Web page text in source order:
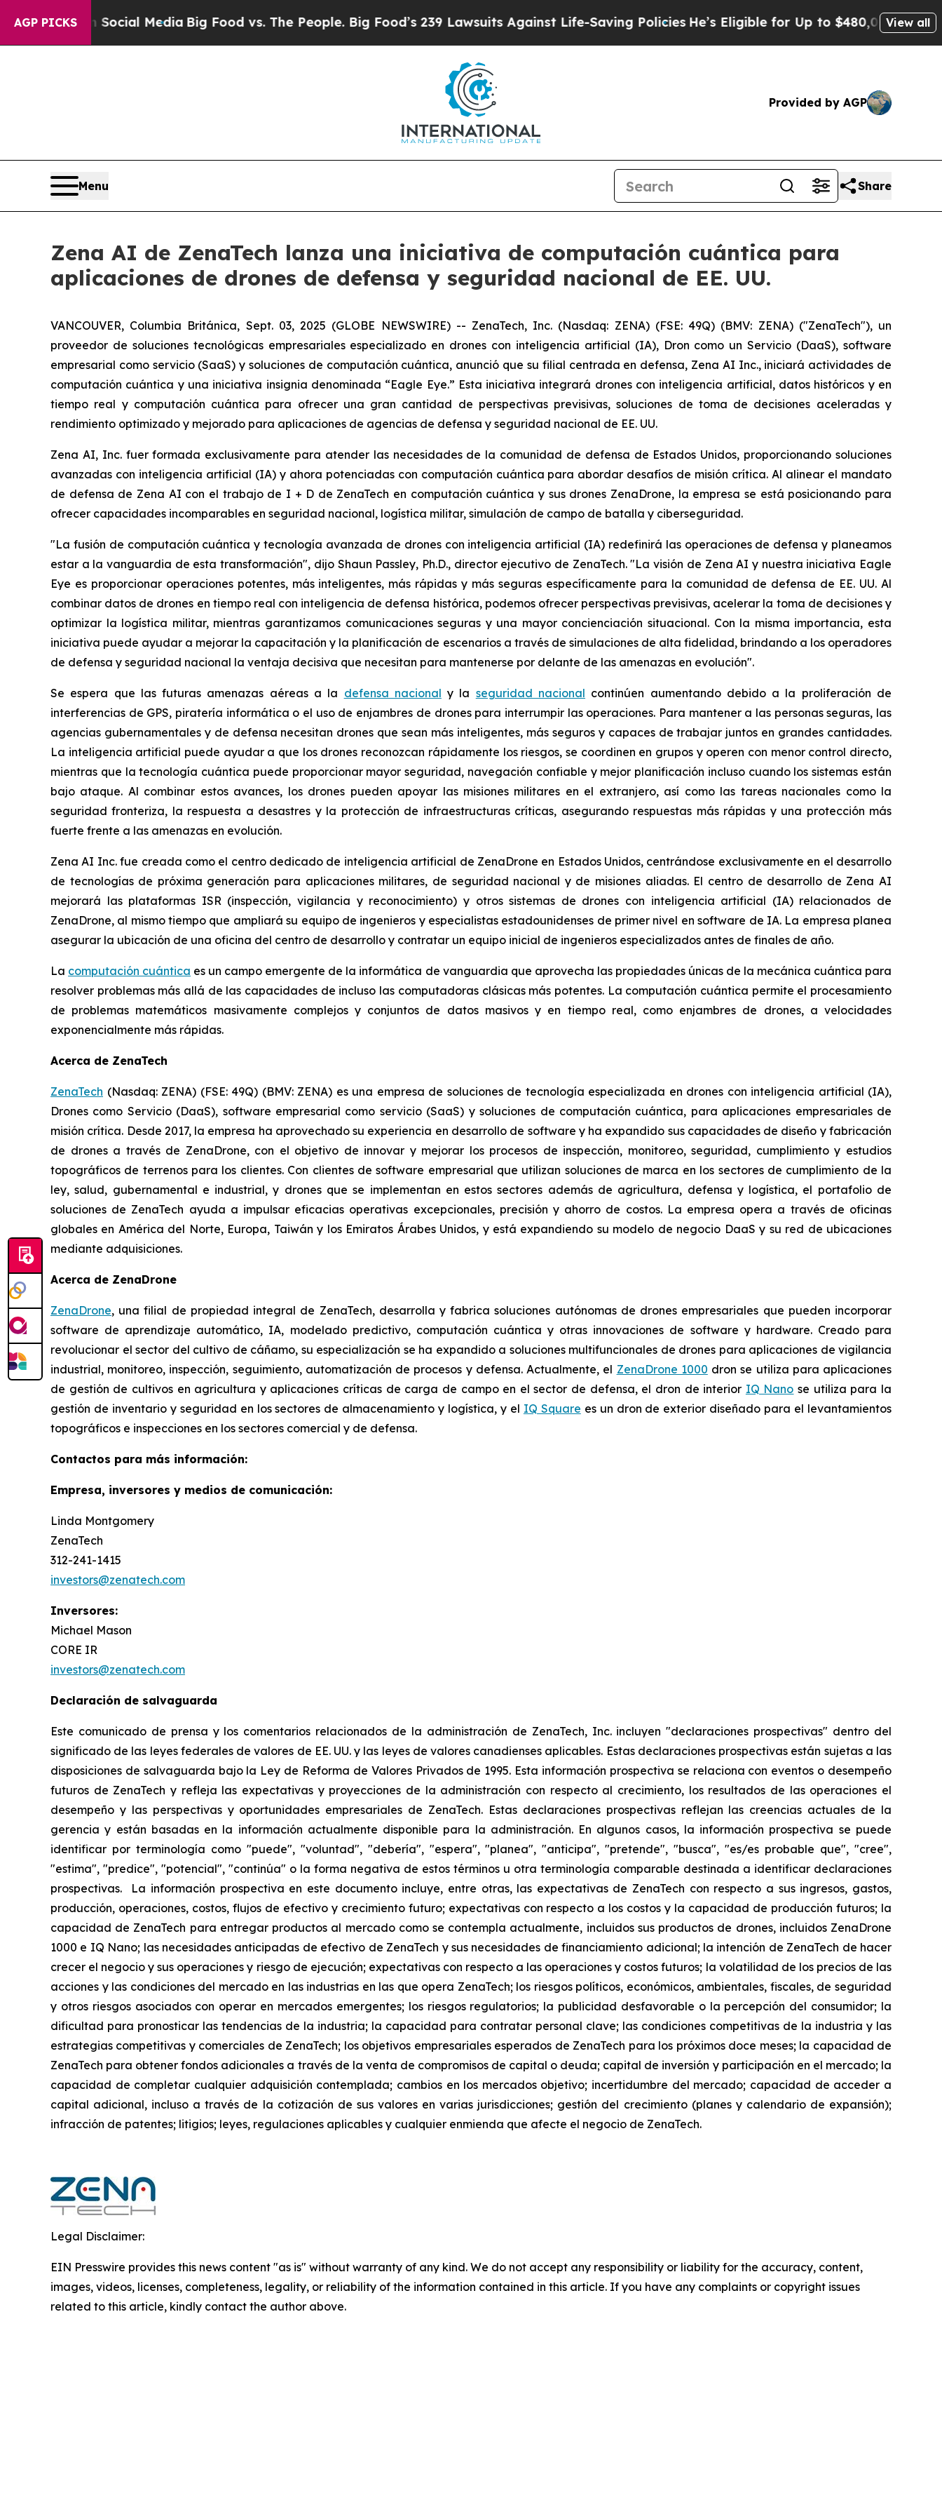
AGP PICKS
on Social MediaBig Food vs. The People. Big Food’s 239 Lawsuits Against Life-Saving PoliciesHe’s Eligible for Up to $480,000 After BeingView all
Provided by AGP
Menu Share
Zena AI de ZenaTech lanza una iniciativa de computación cuántica para
aplicaciones de drones de defensa y seguridad nacional de EE. UU.
VANCOUVER, Columbia Británica, Sept. 03, 2025 (GLOBE NEWSWIRE) -- ZenaTech, Inc. (Nasdaq: ZENA) (FSE: 49Q) (BMV: ZENA) ("ZenaTech"), un
proveedor de soluciones tecnológicas empresariales especializado en drones con inteligencia artificial (IA), Dron como un Servicio (DaaS), software
empresarial como servicio (SaaS) y soluciones de computación cuántica, anunció que su filial centrada en defensa, Zena AI Inc., iniciará actividades de
computación cuántica y una iniciativa insignia denominada “Eagle Eye.” Esta iniciativa integrará drones con inteligencia artificial, datos históricos y en
tiempo real y computación cuántica para ofrecer una gran cantidad de perspectivas previsivas, soluciones de toma de decisiones aceleradas y
rendimiento optimizado y mejorado para aplicaciones de agencias de defensa y seguridad nacional de EE. UU.
Zena AI, Inc. fuer formada exclusivamente para atender las necesidades de la comunidad de defensa de Estados Unidos, proporcionando soluciones
avanzadas con inteligencia artificial (IA) y ahora potenciadas con computación cuántica para abordar desafíos de misión crítica. Al alinear el mandato
de defensa de Zena AI con el trabajo de I + D de ZenaTech en computación cuántica y sus drones ZenaDrone, la empresa se está posicionando para
ofrecer capacidades incomparables en seguridad nacional, logística militar, simulación de campo de batalla y ciberseguridad.
"La fusión de computación cuántica y tecnología avanzada de drones con inteligencia artificial (IA) redefinirá las operaciones de defensa y planeamos
estar a la vanguardia de esta transformación", dijo Shaun Passley, Ph.D., director ejecutivo de ZenaTech. "La visión de Zena AI y nuestra iniciativa Eagle
Eye es proporcionar operaciones potentes, más inteligentes, más rápidas y más seguras específicamente para la comunidad de defensa de EE. UU. Al
combinar datos de drones en tiempo real con inteligencia de defensa histórica, podemos ofrecer perspectivas previsivas, acelerar la toma de decisiones y
optimizar la logística militar, mientras garantizamos comunicaciones seguras y una mayor concienciación situacional. Con la misma importancia, esta
iniciativa puede ayudar a mejorar la capacitación y la planificación de escenarios a través de simulaciones de alta fidelidad, brindando a los operadores
de defensa y seguridad nacional la ventaja decisiva que necesitan para mantenerse por delante de las amenazas en evolución".
Se espera que las futuras amenazas aéreas a la defensa nacional y la seguridad nacional continúen aumentando debido a la proliferación de
interferencias de GPS, piratería informática o el uso de enjambres de drones para interrumpir las operaciones. Para mantener a las personas seguras, las
agencias gubernamentales y de defensa necesitan drones que sean más inteligentes, más seguros y capaces de trabajar juntos en grandes cantidades.
La inteligencia artificial puede ayudar a que los drones reconozcan rápidamente los riesgos, se coordinen en grupos y operen con menor control directo,
mientras que la tecnología cuántica puede proporcionar mayor seguridad, navegación confiable y mejor planificación incluso cuando los sistemas están
bajo ataque. Al combinar estos avances, los drones pueden apoyar las misiones militares en el extranjero, así como las tareas nacionales como la
seguridad fronteriza, la respuesta a desastres y la protección de infraestructuras críticas, asegurando respuestas más rápidas y una protección más
fuerte frente a las amenazas en evolución.
Zena AI Inc. fue creada como el centro dedicado de inteligencia artificial de ZenaDrone en Estados Unidos, centrándose exclusivamente en el desarrollo
de tecnologías de próxima generación para aplicaciones militares, de seguridad nacional y de misiones aliadas. El centro de desarrollo de Zena AI
mejorará las plataformas ISR (inspección, vigilancia y reconocimiento) y otros sistemas de drones con inteligencia artificial (IA) relacionados de
ZenaDrone, al mismo tiempo que ampliará su equipo de ingenieros y especialistas estadounidenses de primer nivel en software de IA. La empresa planea
asegurar la ubicación de una oficina del centro de desarrollo y contratar un equipo inicial de ingenieros especializados antes de finales de año.
La computación cuántica es un campo emergente de la informática de vanguardia que aprovecha las propiedades únicas de la mecánica cuántica para
resolver problemas más allá de las capacidades de incluso las computadoras clásicas más potentes. La computación cuántica permite el procesamiento
de problemas matemáticos masivamente complejos y conjuntos de datos masivos y en tiempo real, como enjambres de drones, a velocidades
exponencialmente más rápidas.
Acerca de ZenaTech
ZenaTech (Nasdaq: ZENA) (FSE: 49Q) (BMV: ZENA) es una empresa de soluciones de tecnología especializada en drones con inteligencia artificial (IA),
Drones como Servicio (DaaS), software empresarial como servicio (SaaS) y soluciones de computación cuántica, para aplicaciones empresariales de
misión crítica. Desde 2017, la empresa ha aprovechado su experiencia en desarrollo de software y ha expandido sus capacidades de diseño y fabricación
de drones a través de ZenaDrone, con el objetivo de innovar y mejorar los procesos de inspección, monitoreo, seguridad, cumplimiento y estudios
topográficos de terrenos para los clientes. Con clientes de software empresarial que utilizan soluciones de marca en los sectores de cumplimiento de la
ley, salud, gubernamental e industrial, y drones que se implementan en estos sectores además de agricultura, defensa y logística, el portafolio de
soluciones de ZenaTech ayuda a impulsar eficacias operativas excepcionales, precisión y ahorro de costos. La empresa opera a través de oficinas
globales en América del Norte, Europa, Taiwán y los Emiratos Árabes Unidos, y está expandiendo su modelo de negocio DaaS y su red de ubicaciones
mediante adquisiciones.
Acerca de ZenaDrone
ZenaDrone, una filial de propiedad integral de ZenaTech, desarrolla y fabrica soluciones autónomas de drones empresariales que pueden incorporar
software de aprendizaje automático, IA, modelado predictivo, computación cuántica y otras innovaciones de software y hardware. Creado para
revolucionar el sector del cultivo de cáñamo, su especialización se ha expandido a soluciones multifuncionales de drones para aplicaciones de vigilancia
industrial, monitoreo, inspección, seguimiento, automatización de procesos y defensa. Actualmente, el ZenaDrone 1000 dron se utiliza para aplicaciones
de gestión de cultivos en agricultura y aplicaciones críticas de carga de campo en el sector de defensa, el dron de interior IQ Nano se utiliza para la
gestión de inventario y seguridad en los sectores de almacenamiento y logística, y el IQ Square es un dron de exterior diseñado para el levantamientos
topográficos e inspecciones en los sectores comercial y de defensa.
Contactos para más información:
Empresa, inversores y medios de comunicación:
Linda Montgomery
ZenaTech
312-241-1415
investors@zenatech.com
Inversores:
Michael Mason
CORE IR
investors@zenatech.com
Declaración de salvaguarda
Este comunicado de prensa y los comentarios relacionados de la administración de ZenaTech, Inc. incluyen "declaraciones prospectivas" dentro del
significado de las leyes federales de valores de EE. UU. y las leyes de valores canadienses aplicables. Estas declaraciones prospectivas están sujetas a las
disposiciones de salvaguarda bajo la Ley de Reforma de Valores Privados de 1995. Esta información prospectiva se relaciona con eventos o desempeño
futuros de ZenaTech y refleja las expectativas y proyecciones de la administración con respecto al crecimiento, los resultados de las operaciones el
desempeño y las perspectivas y oportunidades empresariales de ZenaTech. Estas declaraciones prospectivas reflejan las creencias actuales de la
gerencia y están basadas en la información actualmente disponible para la administración. En algunos casos, la información prospectiva se puede
identificar por terminología como "puede", "voluntad", "debería", "espera", "planea", "anticipa", "pretende", "busca", "es/es probable que", "cree",
"estima", "predice", "potencial", "continúa" o la forma negativa de estos términos u otra terminología comparable destinada a identificar declaraciones
prospectivas. La información prospectiva en este documento incluye, entre otras, las expectativas de ZenaTech con respecto a sus ingresos, gastos,
producción, operaciones, costos, flujos de efectivo y crecimiento futuro; expectativas con respecto a los costos y la capacidad de producción futuros; la
capacidad de ZenaTech para entregar productos al mercado como se contempla actualmente, incluidos sus productos de drones, incluidos ZenaDrone
1000 e IQ Nano; las necesidades anticipadas de efectivo de ZenaTech y sus necesidades de financiamiento adicional; la intención de ZenaTech de hacer
crecer el negocio y sus operaciones y riesgo de ejecución; expectativas con respecto a las operaciones y costos futuros; la volatilidad de los precios de las
acciones y las condiciones del mercado en las industrias en las que opera ZenaTech; los riesgos políticos, económicos, ambientales, fiscales, de seguridad
y otros riesgos asociados con operar en mercados emergentes; los riesgos regulatorios; la publicidad desfavorable o la percepción del consumidor; la
dificultad para pronosticar las tendencias de la industria; la capacidad para contratar personal clave; las condiciones competitivas de la industria y las
estrategias competitivas y comerciales de ZenaTech; los objetivos empresariales esperados de ZenaTech para los próximos doce meses; la capacidad de
ZenaTech para obtener fondos adicionales a través de la venta de compromisos de capital o deuda; capital de inversión y participación en el mercado; la
capacidad de completar cualquier adquisición contemplada; cambios en los mercados objetivo; incertidumbre del mercado; capacidad de acceder a
capital adicional, incluso a través de la cotización de sus valores en varias jurisdicciones; gestión del crecimiento (planes y calendario de expansión);
infracción de patentes; litigios; leyes, regulaciones aplicables y cualquier enmienda que afecte el negocio de ZenaTech.
Legal Disclaimer:
EIN Presswire provides this news content "as is" without warranty of any kind. We do not accept any responsibility or liability for the accuracy, content,
images, videos, licenses, completeness, legality, or reliability of the information contained in this article. If you have any complaints or copyright issues
related to this article, kindly contact the author above.